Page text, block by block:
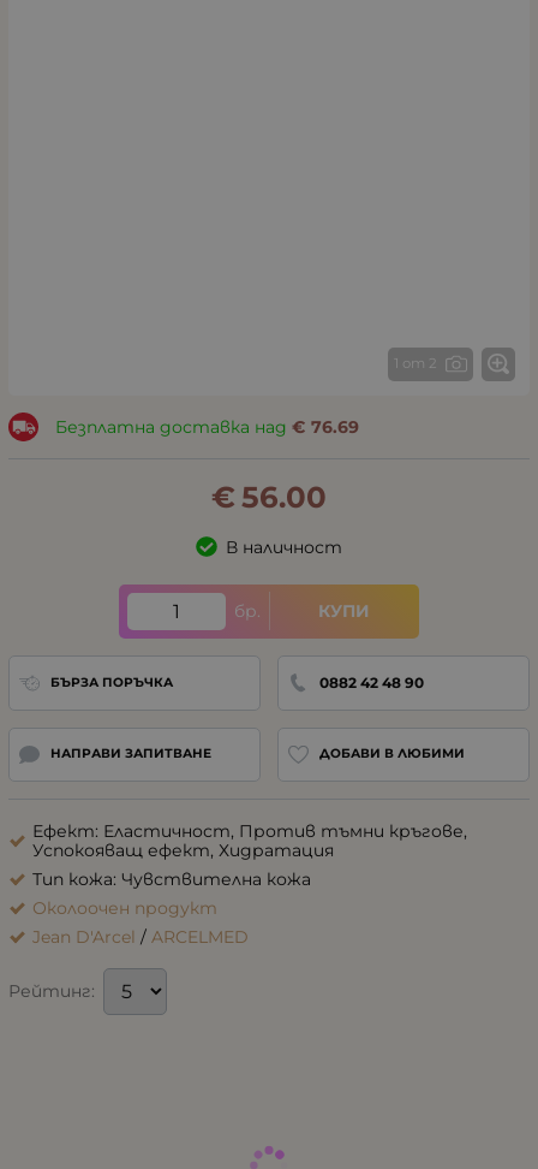
1 от 2
Безплатна доставка над 76.69
€
56.00
€
В наличност
бр. КУПИ
БЪРЗА ПОРЪЧКА 0882 42 48 90
НАПРАВИ ЗАПИТВАНЕ ДОБАВИ В ЛЮБИМИ
Ефект: Еластичност, Против тъмни кръгове,
Успокояващ ефект, Хидратация
Тип кожа: Чувствителна кожа
Околоочен продукт
Jean D'Arcel / ARCELMED
Рейтинг: